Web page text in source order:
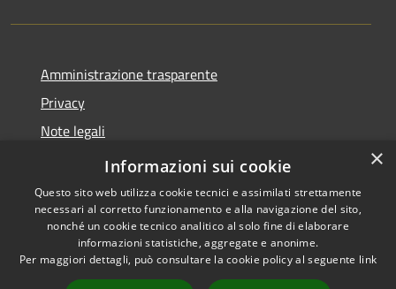
Amministrazione trasparente
Privacy
Note legali
Dichiarazione di accessibilità
Accessibilità
Copyright © 2026 • Comune di
Lumezzane • Powered by
×
Informazioni sui cookie
Questo sito web utilizza cookie tecnici e assimilati strettamente
necessari al corretto funzionamento e alla navigazione del sito,
nonché un cookie tecnico analitico al solo fine di elaborare
informazioni statistiche, aggregate e anonime.
Per maggiori dettagli, può consultare la cookie policy al seguente link